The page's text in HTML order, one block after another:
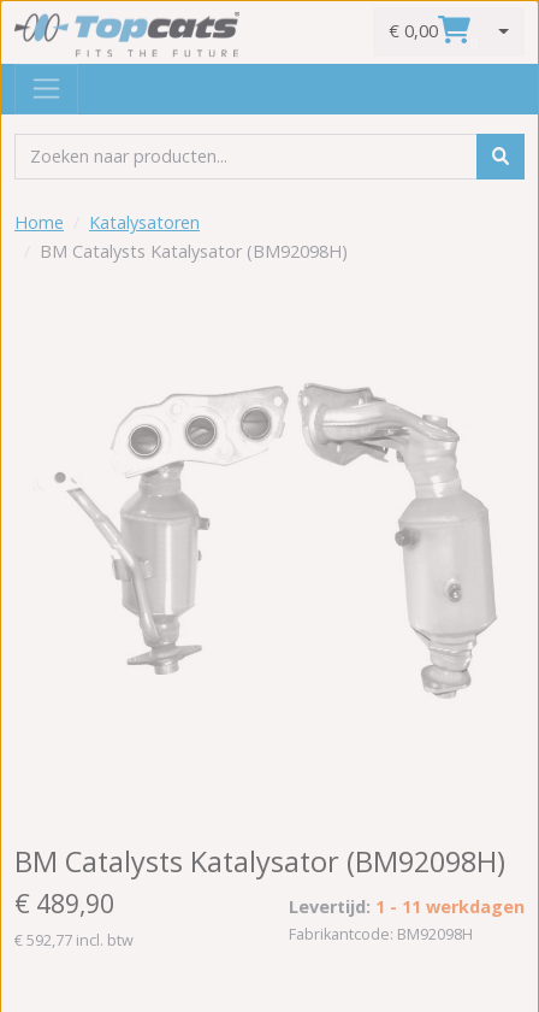
€ 0,00
Home
Katalysatoren
BM Catalysts Katalysator (BM92098H)
BM Catalysts Katalysator (BM92098H)
€ 489,90
€ 592,77 incl. btw
Levertijd: 1 - 11 werkdagen
Fabrikantcode: BM92098H